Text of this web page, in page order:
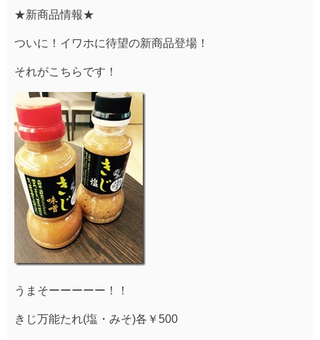
★新商品情報★
ついに！イワホに待望の新商品登場！
それがこちらです！
うまそーーーーー！！
きじ万能たれ(塩・みそ)各￥500